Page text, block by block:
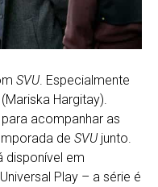
SVU . Especialmente
Hargitay).
acompanhar as
de SVU junto.
disponível em
Play – a série é